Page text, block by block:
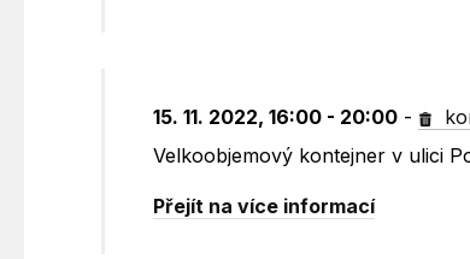
15. 11. 2022, 16:00 - 20:00 -
Velkoobjemový kontejner v ulici
Přejít na více informací